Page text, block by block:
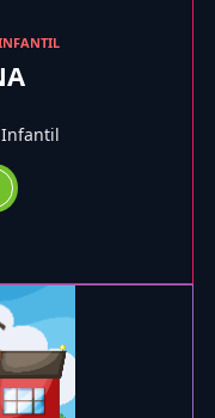
Infantil